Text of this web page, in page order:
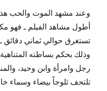
وعند مشهد الموت والحب هذا
أطول مشاهد الفيلم ـ فهو
تستغرق حوالي ثماني دقائق ـ
وذلك بحكم بساطته
رجل وامرأة وابن وحيد،
تلتحف ثلوجاً بيضاء وسماء